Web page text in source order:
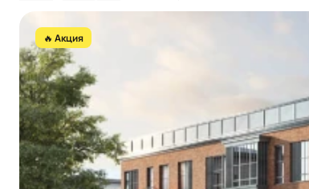
🔥 Акция